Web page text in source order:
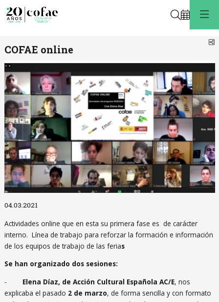
Buscar
COFAE online
04.03.2021
Actividades online que en esta su primera fase es de carácter
interno. Línea de trabajo para reforzar la formación e información
de los equipos de trabajo de las ferias
Se han organizado dos sesiones:
- Elena Díaz, de Acción Cultural Española AC/E, nos
explicaba el pasado 2 de marzo, de forma sencilla y con formato